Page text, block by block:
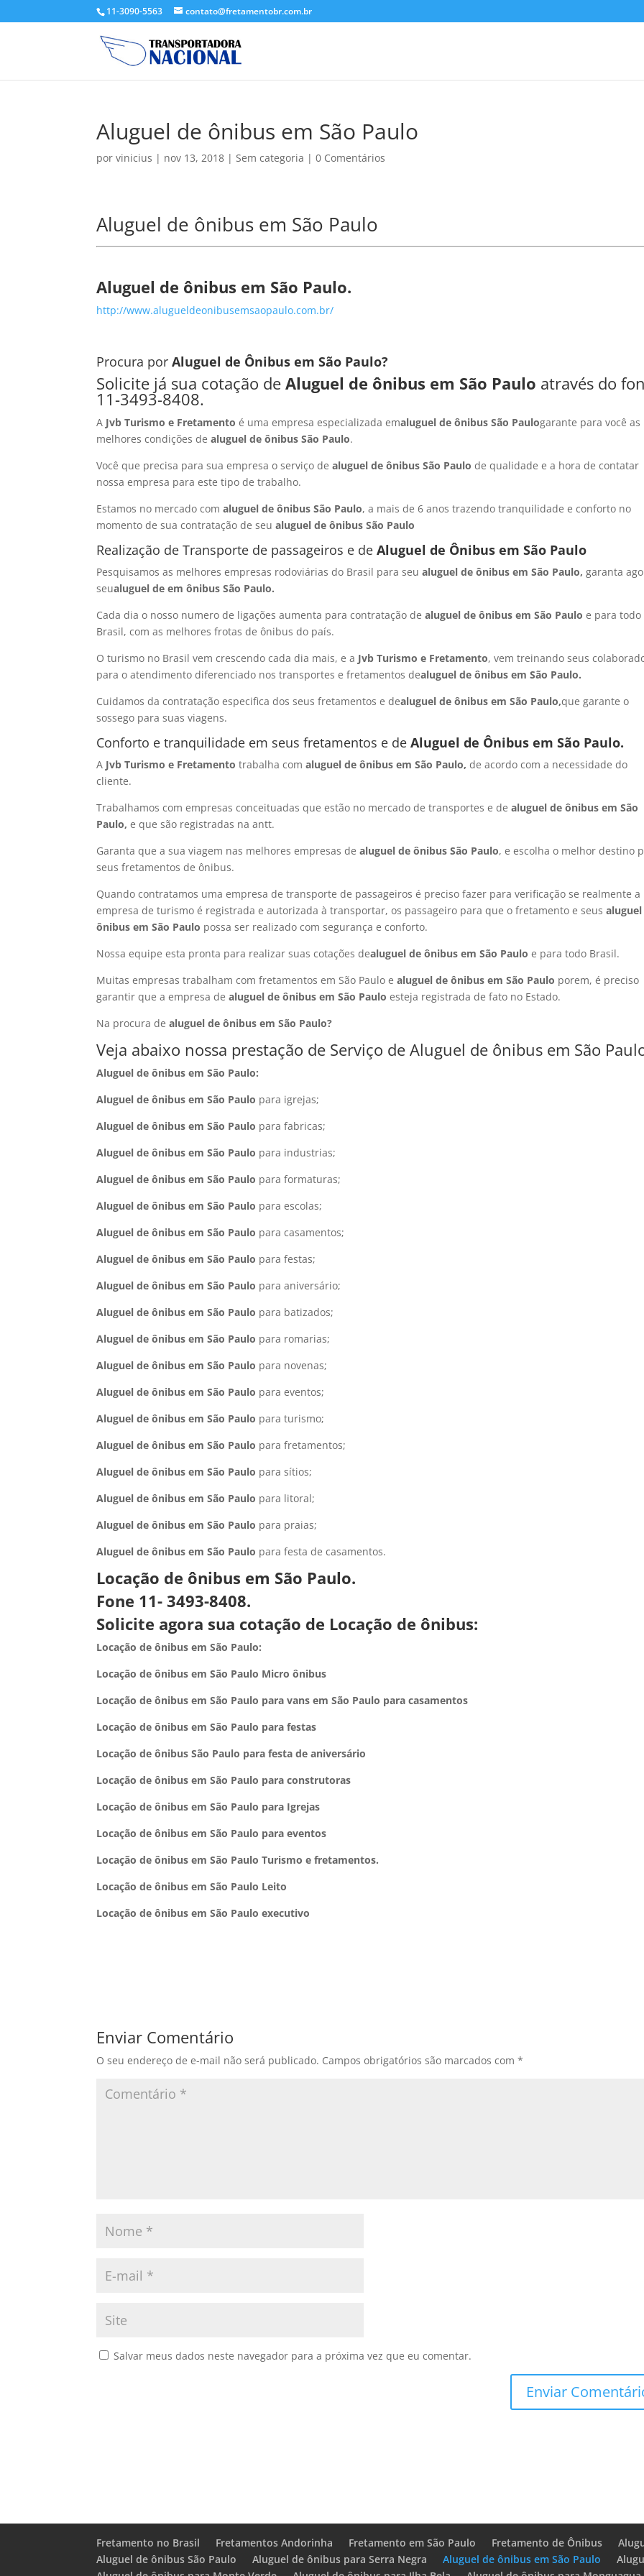
11-3090-5563 contato@fretamentobr.com.br
Aluguel de ônibus em São Paulo
porvinicius | nov 13, 2018 |Sem categoria |0 Comentários
Aluguel de ônibus em São Paulo
Aluguel de ônibus em São Paulo.
http://www.alugueldeonibusemsaopaulo.com.br/
Procura porAluguel de Ônibus em São Paulo?
Solicite já sua cotação deAluguel de ônibus em São Paulo através do
11-3493-8408.
A Jvb Turismo e Fretamento é uma empresa especializada emaluguel de ônibus São Paulogarante para você as
melhores condições dealuguel de ônibus São Paulo.
Você que precisa para sua empresa o serviço dealuguel de ônibus São Paulo de qualidade e a hora de contatar
nossa empresa para este tipo de trabalho.
Estamos no mercado comaluguel de ônibus São Paulo, a mais de 6 anos trazendo tranquilidade e conforto no
momento de sua contratação de seualuguel de ônibus São Paulo
Realização de Transporte de passageiros e deAluguel de Ônibus em São Paulo
Pesquisamos as melhores empresas rodoviárias do Brasil para seualuguel de ônibus em São Paulo,garanta
seualuguel de em ônibus São Paulo.
Cada dia o nosso numero de ligações aumenta para contratação dealuguel de ônibus em São Pauloe para todo
Brasil, com as melhores frotas de ônibus do país.
O turismo no Brasil vem crescendo cada dia mais, e a Jvb Turismo e Fretamento, vem treinando seus
para o atendimento diferenciado nos transportes e fretamentos dealuguel de ônibus em São Paulo.
Cuidamos da contratação especifica dos seus fretamentos e dealuguel de ônibus em São Paulo,que garante o
sossego para suas viagens.
Conforto e tranquilidade em seus fretamentos e deAluguel de Ônibus em São Paulo.
A Jvb Turismo e Fretamentotrabalha comaluguel de ônibus em São Paulo,de acordo com a necessidade do
cliente.
Trabalhamos com empresas conceituadas que estão no mercado de transportes e dealuguel de ônibus em São
Paulo,e que são registradas na antt.
Garanta que a sua viagem nas melhores empresas dealuguel de ônibus São Paulo, e escolha o melhor destino
seus fretamentos de ônibus.
Quando contratamos uma empresa de transporte de passageiros é preciso fazer para verificação se realmente a
empresa de turismo é registrada e autorizada à transportar, os passageiro para que o fretamento e seus
ônibus em São Paulo possa ser realizado com segurança e conforto.
Nossa equipe esta pronta para realizar suas cotações dealuguel de ônibus em São Pauloe para todo Brasil.
Muitas empresas trabalham com fretamentos em São Paulo ealuguel de ônibus em São Paulo porem, é preciso
garantir que a empresa dealuguel de ônibus em São Pauloesteja registrada de fato no Estado.
Na procura dealuguel de ônibus em São Paulo?
Veja abaixo nossa prestação de Serviço de Aluguel de ônibus em São
Aluguel de ônibus em São Paulo:
Aluguel de ônibus em São Paulo para igrejas;
Aluguel de ônibus em São Paulo para fabricas;
Aluguel de ônibus em São Paulo para industrias;
Aluguel de ônibus em São Paulo para formaturas;
Aluguel de ônibus em São Paulo para escolas;
Aluguel de ônibus em São Paulo para casamentos;
Aluguel de ônibus em São Paulo para festas;
Aluguel de ônibus em São Paulo para aniversário;
Aluguel de ônibus em São Paulo para batizados;
Aluguel de ônibus em São Paulo para romarias;
Aluguel de ônibus em São Paulo para novenas;
Aluguel de ônibus em São Paulo para eventos;
Aluguel de ônibus em São Paulo para turismo;
Aluguel de ônibus em São Paulo para fretamentos;
Aluguel de ônibus em São Paulo para sítios;
Aluguel de ônibus em São Paulo para litoral;
Aluguel de ônibus em São Paulo para praias;
Aluguel de ônibus em São Paulo para festa de casamentos.
Locação de ônibus em São Paulo.
Fone 11- 3493-8408.
Solicite agora sua cotação de Locação de ônibus:
Locação de ônibus em São Paulo:
Locação de ônibus em São Paulo Micro ônibus
Locação de ônibus em São Paulo para vans em São Paulo para casamentos
Locação de ônibus em São Paulo para festas
Locação de ônibus São Paulo para festa de aniversário
Locação de ônibus em São Paulo para construtoras
Locação de ônibus emSão Paulo para Igrejas
Locação de ônibus emSão Paulo para eventos
Locação de ônibus emSão PauloTurismo e fretamentos.
Locação de ônibus emSão Paulo Leito
Locação de ônibus emSão Pauloexecutivo
Enviar Comentário
O seu endereço de e-mail não será publicado. Campos obrigatórios são marcados com*
Salvar meus dados neste navegador para a próxima vez que eu comentar.
Fretamento no Brasil Fretamentos Andorinha Fretamento em São Paulo Fretamento de Ônibus
Aluguel de ônibus São Paulo
Aluguel de ônibus para Serra Negra Aluguel de ônibus em São Paulo